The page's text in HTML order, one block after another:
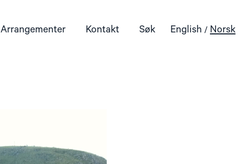
Arrangementer Kontakt Søk English Norsk